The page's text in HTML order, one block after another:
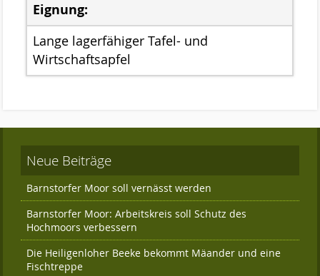
Finanzierung
Förderverein
Satzung der Stiftung Naturschutz
Kontakt
Eignung:
Lange lagerfähiger Tafel- und
Wirtschaftsapfel
Neue Beiträge
Barnstorfer Moor soll vernässt werden
Barnstorfer Moor: Arbeitskreis soll Schutz des
Hochmoors verbessern
Die Heiligenloher Beeke bekommt Mäander und eine
Fischtreppe